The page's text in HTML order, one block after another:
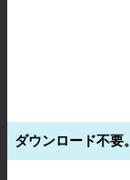
ダウンロード不要